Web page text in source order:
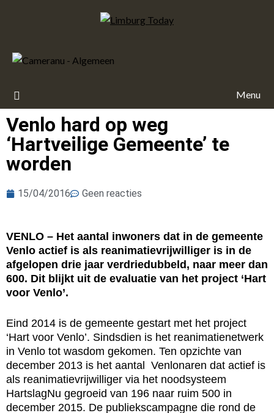
Menu
Venlo hard op weg
‘Hartveilige Gemeente’ te
worden
15/04/2016 Geen reacties
VENLO – Het aantal inwoners dat in de gemeente
Venlo actief is als reanimatievrijwilliger is in de
afgelopen drie jaar verdriedubbeld, naar meer dan
600. Dit blijkt uit de evaluatie van het project ‘Hart
voor Venlo’.
Eind 2014 is de gemeente gestart met het project
‘Hart voor Venlo’. Sindsdien is het reanimatienetwerk
in Venlo tot wasdom gekomen. Ten opzichte van
december 2013 is het aantal Venlonaren dat actief is
als reanimatievrijwilliger via het noodsysteem
HartslagNu gegroeid van 196 naar ruim 500 in
december 2015. De publiekscampagne die rond de